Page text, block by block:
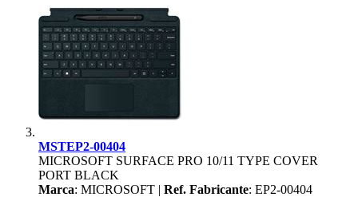
MSTEP2-00404
MICROSOFT SURFACE PRO 10/11 TYPE COVER
PORT BLACK
Marca: MICROSOFT | Ref. Fabricante: EP2-00404